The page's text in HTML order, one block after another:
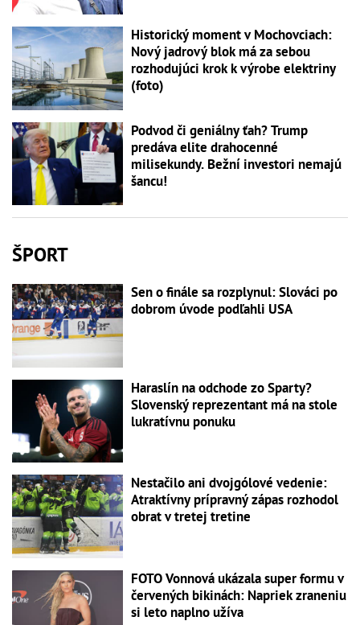
Historický moment v Mochovciach:
Nový jadrový blok má za sebou
rozhodujúci krok k výrobe elektriny
(foto)
Podvod či geniálny ťah? Trump
predáva elite drahocenné
milisekundy. Bežní investori nemajú
šancu!
ŠPORT
Sen o finále sa rozplynul: Slováci po
dobrom úvode podľahli USA
Haraslín na odchode zo Sparty?
Slovenský reprezentant má na stole
lukratívnu ponuku
Nestačilo ani dvojgólové vedenie:
Atraktívny prípravný zápas rozhodol
obrat v tretej tretine
FOTO Vonnová ukázala super formu v
červených bikinách: Napriek zraneniu
si leto naplno užíva